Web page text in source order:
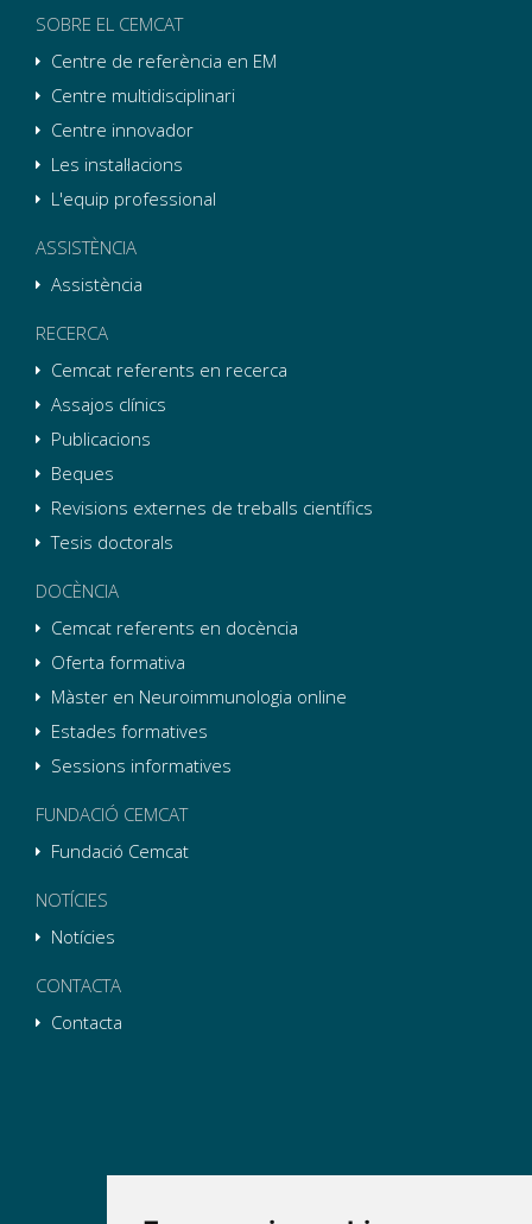
SOBRE EL CEMCAT
Centre de referència en EM
Centre multidisciplinari
Centre innovador
Les instal·lacions
L'equip professional
ASSISTÈNCIA
Assistència
RECERCA
Cemcat referents en recerca
Assajos clínics
Publicacions
Beques
Revisions externes de treballs científics
Tesis doctorals
DOCÈNCIA
Cemcat referents en docència
Oferta formativa
Màster en Neuroimmunologia online
Estades formatives
Sessions informatives
FUNDACIÓ CEMCAT
Fundació Cemcat
NOTÍCIES
Notícies
CONTACTA
Contacta